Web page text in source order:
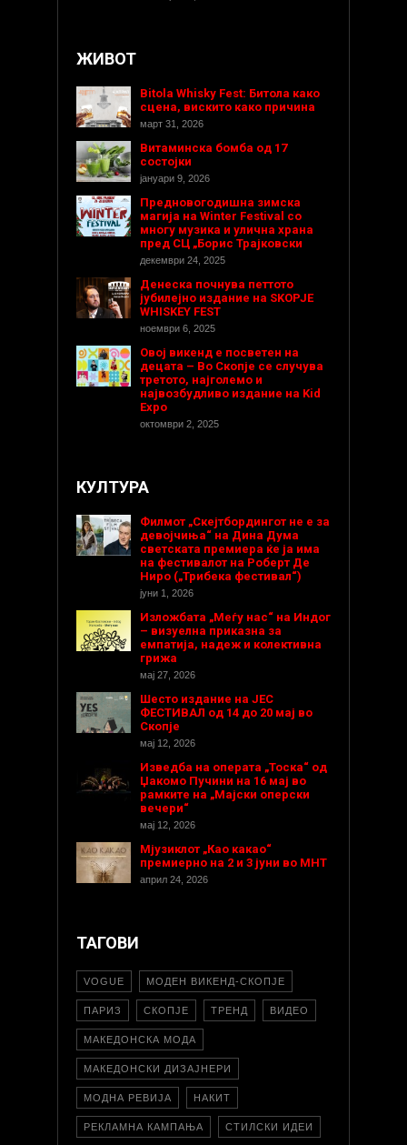
ЖИВОТ
Bitola Whisky Fest: Битола како
сцена, вискито како причина
март 31, 2026
Витаминска бомба од 17
состојки
јануари 9, 2026
Предновогодишнa зимска
магија на Winter Festival со
многу музика и улична храна
пред СЦ „Борис Трајковски
декември 24, 2025
Денеска почнува петтото
јубилејно издание на SKOPJE
WHISKEY FEST
ноември 6, 2025
Овој викенд е посветен на
децата – Во Скопје се случува
третото, најголемо и
највозбудливо издание на Kid
Expo
октомври 2, 2025
КУЛТУРА
Филмот „Скејтбордингот не е за
девојчиња“ на Дина Дума
светската премиера ќе ја има
на фестивалот на Роберт Де
Ниро („Трибека фестивал“)
јуни 1, 2026
Изложбата „Меѓу нас“ на Индог
– визуелна приказна за
емпатија, надеж и колективна
грижа
мај 27, 2026
Шесто издание на ЈЕС
ФЕСТИВАЛ од 14 до 20 мај во
Скопје
мај 12, 2026
Изведба на операта „Тоска“ од
Џакомо Пучини на 16 мај во
рамките на „Мајски оперски
вечери“
мај 12, 2026
Мјузиклот „Као какао“
премиерно на 2 и 3 јуни во МНТ
април 24, 2026
ТАГОВИ
VOGUE МОДЕН ВИКЕНД-СКОПЈЕ
ПАРИЗ СКОПЈЕ ТРЕНД ВИДЕО
МАКЕДОНСКА МОДА
МАКЕДОНСКИ ДИЗАЈНЕРИ
МОДНА РЕВИЈА НАКИТ
РЕКЛАМНА КАМПАЊА СТИЛСКИ ИДЕИ